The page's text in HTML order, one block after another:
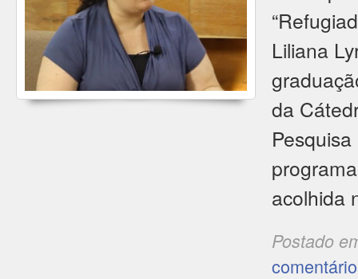
Liliana
da
acolhida
Postado